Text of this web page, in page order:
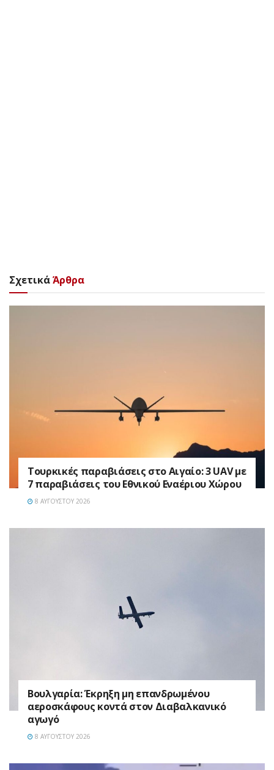
ΣχετικάΆρθρα
Τουρκικές παραβιάσεις στο Αιγαίο: 3 UAV με
7 παραβιάσεις του Εθνικού Εναέριου Χώρου
8 ΑΥΓΟΎΣΤΟΥ 2026
Βουλγαρία: Έκρηξη μη επανδρωμένου
αεροσκάφους κοντά στον Διαβαλκανικό
αγωγό
8 ΑΥΓΟΎΣΤΟΥ 2026